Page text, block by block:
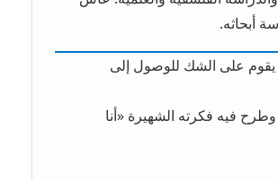
أبحاثه.
يقوم على الشك للوصول إلى
وطرح فيه فكرته الشهيرة «أنا